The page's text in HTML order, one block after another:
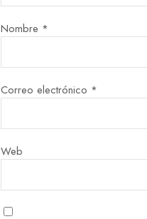
Nombre *
Correo electrónico *
Web